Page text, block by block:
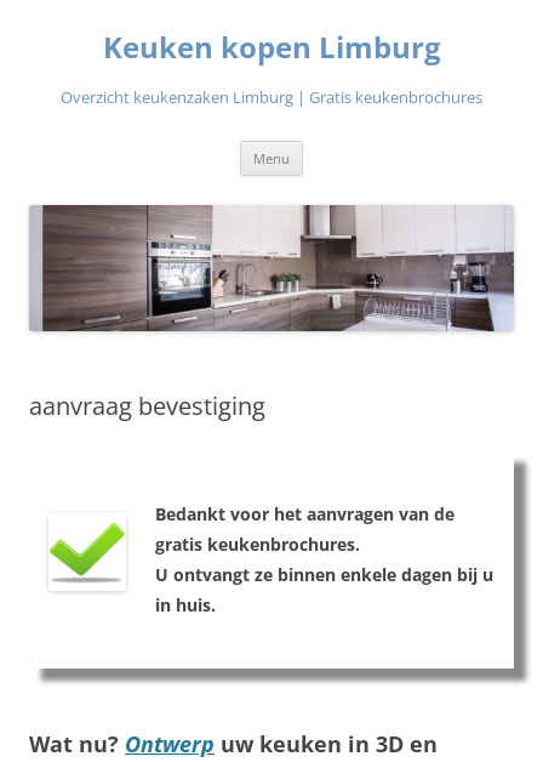
Keuken kopen Limburg
Overzicht keukenzaken Limburg | Gratis keukenbrochures
Menu
aanvraag bevestiging
Bedankt voor het aanvragen van de
gratis keukenbrochures.
U ontvangt ze binnen enkele dagen bij u
in huis.
Wat nu? Ontwerp uw keuken in 3D en